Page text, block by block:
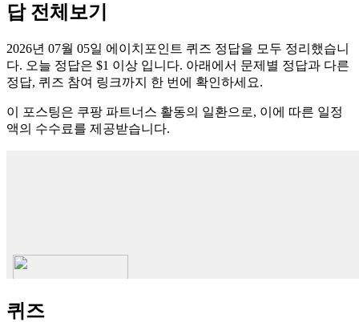
답 전체보기
2026년 07월 05일 에이치포인트 퀴즈 정답을 모두 정리했습니
다. 오늘 정답은 $1 이상 입니다. 아래에서 문제별 정답과 다른
정답, 퀴즈 참여 링크까지 한 번에 확인하세요.
이 포스팅은 쿠팡 파트너스 활동의 일환으로, 이에 따른 일정
액의 수수료를 제공받습니다.
퀴즈